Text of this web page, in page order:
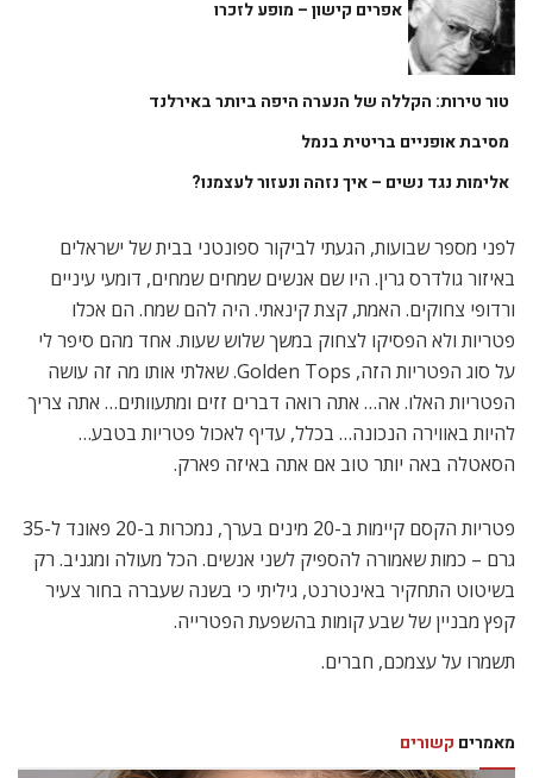
אפרים קישון – מופע לזכרו
טור טירות: הקללה של הנערה היפה ביותר באירלנד
מסיבת אופניים בריטית בנמל
אלימות נגד נשים – איך נזהה ונעזור לעצמנו?
לפני מספר שבועות, הגעתי לביקור ספונטני בבית של ישראלים
באיזור גולדרס גרין. היו שם אנשים שמחים שמחים, דומעי עיניים
ורדופי צחוקים. האמת, קצת קינאתי. היה להם שמח. הם אכלו
פטריות ולא הפסיקו לצחוק במשך שלוש שעות. אחד מהם סיפר לי
על סוג הפטריות הזה, Golden Tops. שאלתי אותו מה זה עושה
הפטריות האלו. אה… אתה רואה דברים זזים ומתעוותים… אתה צריך
להיות באווירה הנכונה… בכלל, עדיף לאכול פטריות בטבע…
הסאטלה באה יותר טוב אם אתה באיזה פארק.
פטריות הקסם קיימות ב-20 מינים בערך, נמכרות ב-20 פאונד ל-35
גרם – כמות שאמורה להספיק לשני אנשים. הכל מעולה ומגניב. רק
בשיטוט התחקיר באינטרנט, גיליתי כי בשנה שעברה בחור צעיר
קפץ מבניין של שבע קומות בהשפעת הפטרייה.
תשמרו על עצמכם, חברים.
מאמרים קשורים